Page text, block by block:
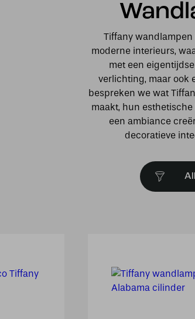
Tiffany
moderne interieurs,
met een
verlichting, maar ook
bespreken we wat
maakt, hun
een ambiance
decoratieve